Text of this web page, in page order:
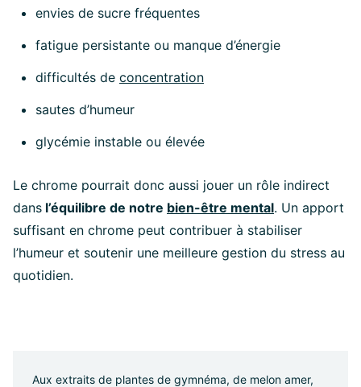
envies de sucre fréquentes
fatigue persistante ou manque d’énergie
difficultés de concentration
sautes d’humeur
glycémie instable ou élevée
Le chrome pourrait donc aussi jouer un rôle indirect
dans l’équilibre de notre bien-être mental. Un apport
suffisant en chrome peut contribuer à stabiliser
l’humeur et soutenir une meilleure gestion du stress au
quotidien.
Aux extraits de plantes de gymnéma, de melon amer,